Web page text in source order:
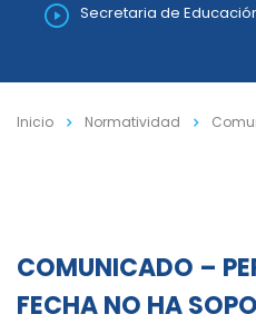
Secretaria de
Inicio Normatividad
COMUNICADO –
FECHA NO HA